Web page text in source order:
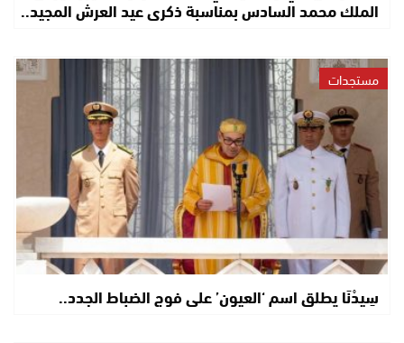
الملك محمد السادس بمناسبة ذكرى عيد العرش المجيد..
مستجدات
سِيدْنَا يطلق اسم ‘العيون’ على فوج الضباط الجدد..